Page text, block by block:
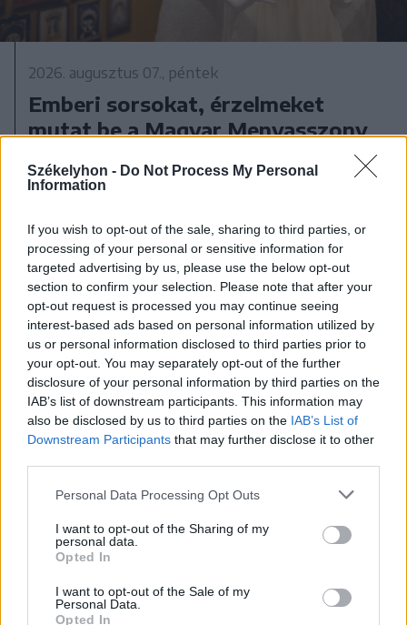
Székelyhon - Do Not Process My Personal
Information
If you wish to opt-out of the sale, sharing to third parties, or
processing of your personal or sensitive information for
targeted advertising by us, please use the below opt-out
section to confirm your selection. Please note that after your
opt-out request is processed you may continue seeing
interest-based ads based on personal information utilized by
us or personal information disclosed to third parties prior to
your opt-out. You may separately opt-out of the further
disclosure of your personal information by third parties on the
IAB’s list of downstream participants. This information may
also be disclosed by us to third parties on the IAB’s List of
Downstream Participants that may further disclose it to other
Personal Data Processing Opt Outs
I want to opt-out of the Sharing of my
personal data.
Opted In
I want to opt-out of the Sale of my
Personal Data.
Opted In
2026. augusztus 07., péntek
Emberi sorsokat, érzelmeket
mutat be a Magyar Menyasszony
2026. augusztus 07., péntek
Románul is helyt kell állni a hétfőn
készülhetnek a pótérettségizők